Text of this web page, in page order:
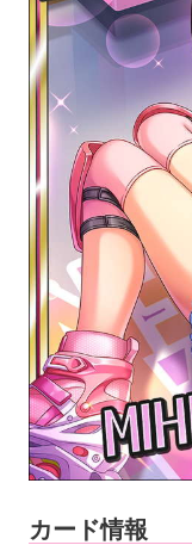
カード情報